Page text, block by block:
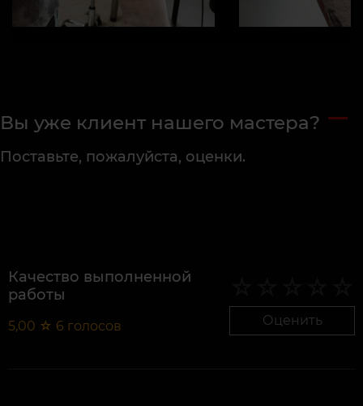
Вы уже клиент нашего мастера?
Поставьте, пожалуйста, оценки.
Качество выполненной
работы
5,00 ☆ 6 голосов Оценить